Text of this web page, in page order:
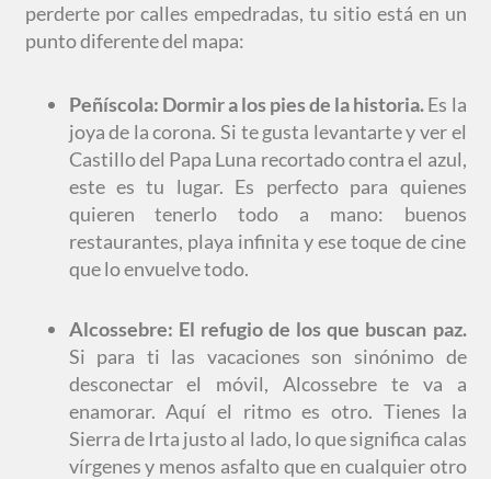
perderte por calles empedradas, tu sitio está en un
punto diferente del mapa:
Peñíscola: Dormir a los pies de la historia.Es la
joya de la corona. Si te gusta levantarte y ver el
Castillo del Papa Luna recortado contra el azul,
este es tu lugar. Es perfecto para quienes
quieren tenerlo todo a mano: buenos
restaurantes, playa infinita y ese toque de cine
que lo envuelve todo.
Alcossebre: El refugio de los que buscan paz.
Si para ti las vacaciones son sinónimo de
desconectar el móvil, Alcossebre te va a
enamorar. Aquí el ritmo es otro. Tienes la
Sierra de Irta justo al lado, lo que significa calas
vírgenes y menos asfalto que en cualquier otro